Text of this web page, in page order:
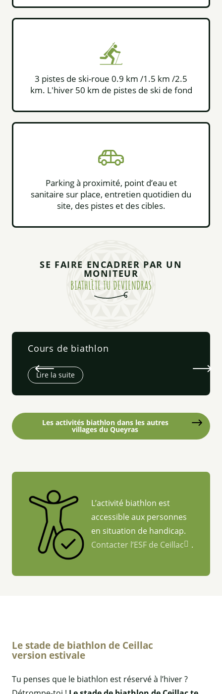
3 pistes de ski-roue 0.9 km /1.5 km /2.5
km. L'hiver 50 km de pistes de ski de fond
Parking à proximité, point d’eau et
sanitaire sur place, entretien quotidien du
site, des pistes et des cibles.
SE FAIRE ENCADRER PAR UN
MONITEUR
BIATHLÈTE TU DEVIENDRAS
Cours de biathlon
Lire la suite
Les activités biathlon dans les autres
villages du Queyras
L’activité biathlon est
accessible aux personnes
en situation de handicap.
Contacter l’ESF de Ceillac
.
Le stade de biathlon de Ceillac
version estivale
Tu penses que le biathlon est réservé à l’hiver ?